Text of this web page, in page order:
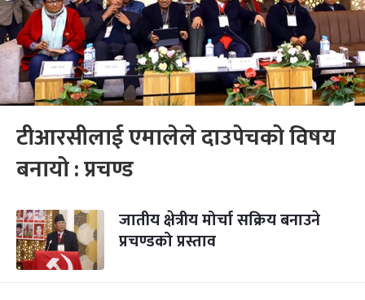
टीआरसीलाई एमालेले दाउपेचको विषय
बनायो : प्रचण्ड
जातीय क्षेत्रीय मोर्चा सक्रिय बनाउने
प्रचण्डको प्रस्ताव